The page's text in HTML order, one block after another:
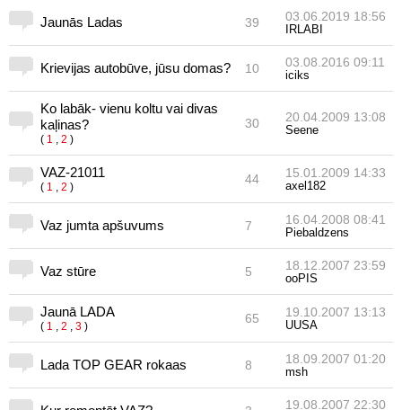
Jaunās Ladas 39 03.06.2019 18:56
IRLABI
Krievijas autobūve, jūsu domas? 10 03.08.2016 09:11
iciks
Ko labāk- vienu koltu vai divas
kaļinas?
( 1 , 2 )
30 20.04.2009 13:08
Seene
VAZ-21011
( 1 , 2 )
44 15.01.2009 14:33
axel182
Vaz jumta apšuvums 7 16.04.2008 08:41
Piebaldzens
Vaz stūre 5 18.12.2007 23:59
ooPIS
Jaunā LADA
( 1 , 2 , 3 )
65 19.10.2007 13:13
UUSA
Lada TOP GEAR rokaas 8 18.09.2007 01:20
msh
19.08.2007 22:30